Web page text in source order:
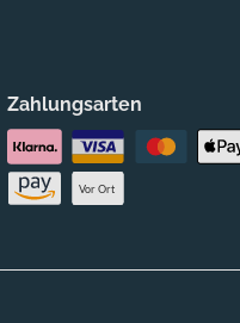
Zahlungsarten
Vor Ort